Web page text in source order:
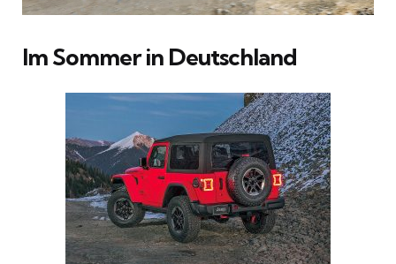
Im Sommer in Deutschland